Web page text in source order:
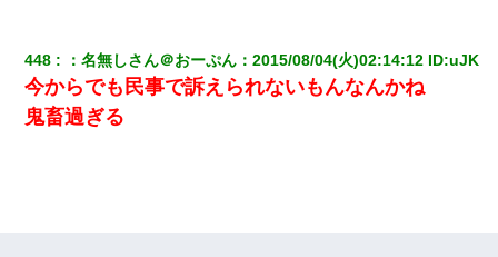
デパートの外商『私さんだと名乗る女が、ツケで宝石を買おうと
していて…』私「！？」→ 翌日。ママ友たちの様子が微妙におか
しくなり・・・
448 ：名無しさん＠おーぷん ：2015/08/04(火)02:14:12 ID:uJK
今からでも民事で訴えられないもんなんかね
鬼畜過ぎる